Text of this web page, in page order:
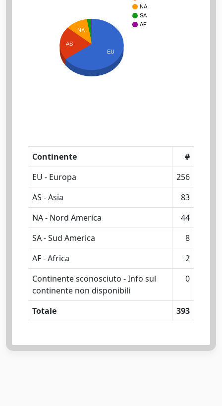
NA
SA
AF
NA
AS
EU
Continente
#
EU - Europa
256
AS - Asia
83
NA - Nord America
44
SA - Sud America
8
AF - Africa
2
Continente sconosciuto - Info sul
continente non disponibili
0
Totale 393